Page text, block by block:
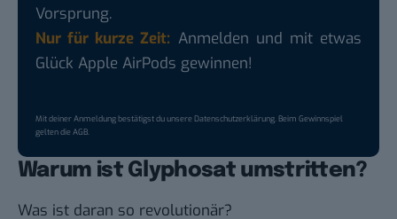
Vorsprung.
Nur für kurze Zeit: Anmelden und mit etwas
Glück Apple AirPods gewinnen!
Mit deiner Anmeldung bestätigst du unsereDatenschutzerklärung. Beim Gewinnspiel
gelten dieAGB.
Warum ist Glyphosat umstritten?
Was ist daran so revolutionär?